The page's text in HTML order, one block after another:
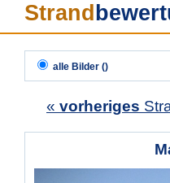
Strand
alle Bilder ()
« vorheriges